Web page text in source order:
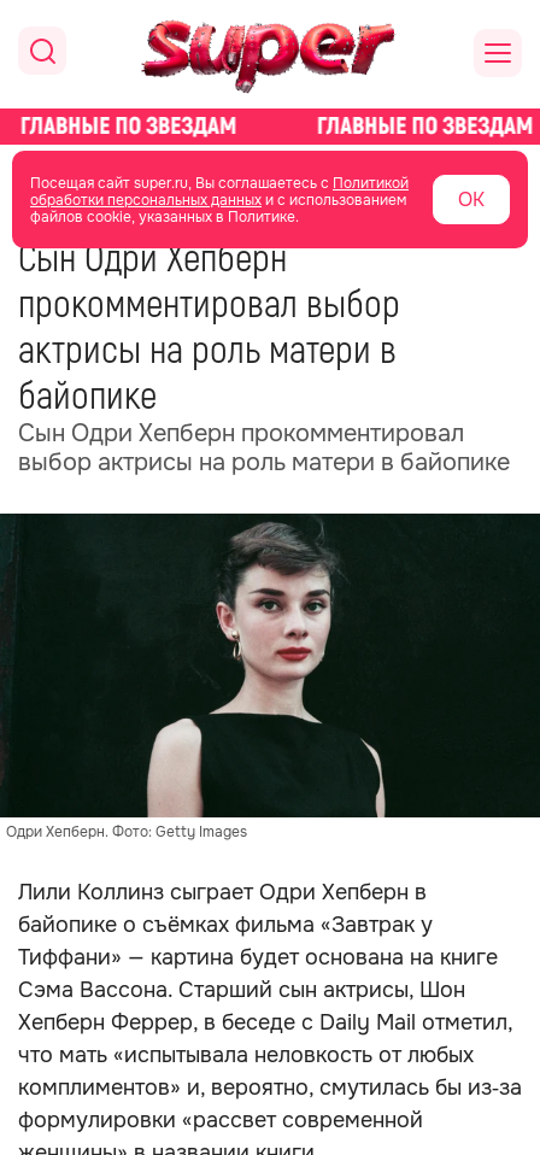
Посещая сайт super.ru, Вы соглашаетесь с Политикой
обработки персональных данныхи с использованием
файлов cookie, указанных в Политике.
ОК
главная новости о звездах новости
25 февраля 20:34
Сын Одри Хепберн
прокомментировал выбор
актрисы на роль матери в
байопике
Сын Одри Хепберн прокомментировал
выбор актрисы на роль матери в байопике
Одри Хепберн. Фото: Getty Images
Лили Коллинз сыграет Одри Хепберн в
байопике о съёмках фильма «Завтрак у
Тиффани» — картина будет основана на книге
Сэма Вассона. Старший сын актрисы, Шон
Хепберн Феррер, в беседе с Daily Mail отметил,
что мать «испытывала неловкость от любых
комплиментов» и, вероятно, смутилась бы из‑за
формулировки «рассвет современной